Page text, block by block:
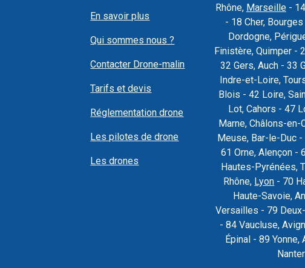
En savoir plus
Qui sommes nous ?
Contacter Drone-malin
Tarifs et devis
Réglementation drone
Les pilotes de drone
Les drones
Rhône, Marseille- 14
- 18 Cher,
Dordogne,
Finistère, Quimper -
32 Gers, Auch - 33
Indre-et-Loire,
Blois - 42 Loire,
Lot, Cahors - 47
Marne, Châlons-
Meuse, Bar-le-Duc
61 Orne, Alençon -
Hautes-Pyrénées,
Rhône, Lyon - 70
Haute-Savoie,
Versailles - 79
- 84 Vaucluse,
Épinal - 89